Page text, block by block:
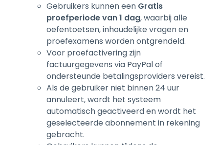
Gebruikers kunnen een Gratis
proefperiode van 1 dag, waarbij alle
oefentoetsen, inhoudelijke vragen en
proefexamens worden ontgrendeld.
Voor proefactivering zijn
factuurgegevens via PayPal of
ondersteunde betalingsproviders vereist.
Als de gebruiker niet binnen 24 uur
annuleert, wordt het systeem
automatisch geactiveerd en wordt het
geselecteerde abonnement in rekening
gebracht.